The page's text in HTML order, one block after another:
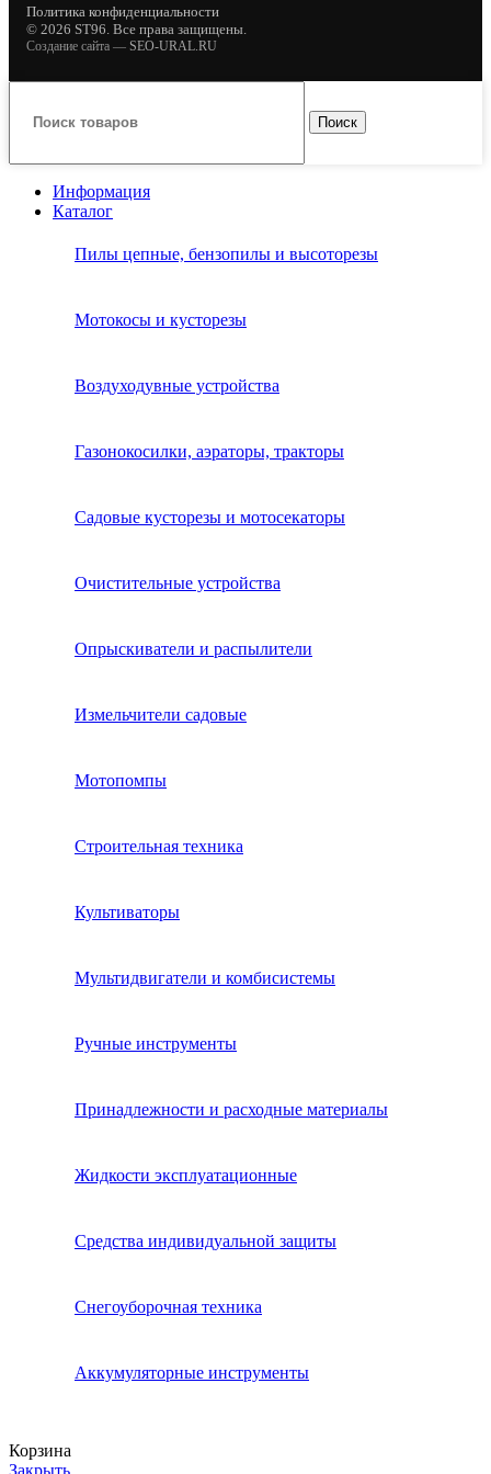
Политика конфиденциальности
© 2026 ST96. Все права защищены.
Создание сайта — SEO-URAL.RU
Поиск
Информация
Каталог
Пилы цепные, бензопилы и высоторезы
Мотокосы и кусторезы
Воздуходувные устройства
Газонокосилки, аэраторы, тракторы
Садовые кусторезы и мотосекаторы
Очистительные устройства
Опрыскиватели и распылители
Измельчители садовые
Мотопомпы
Строительная техника
Культиваторы
Мультидвигатели и комбисистемы
Ручные инструменты
Принадлежности и расходные материалы
Жидкости эксплуатационные
Средства индивидуальной защиты
Снегоуборочная техника
Аккумуляторные инструменты
Корзина
Закрыть